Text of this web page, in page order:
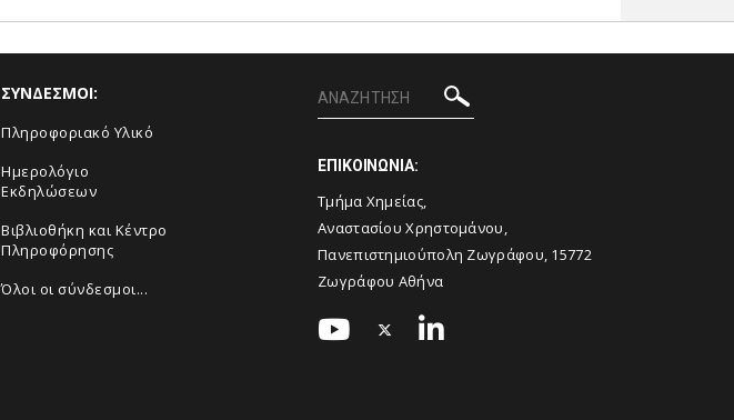
ΣΥΝΔΕΣΜΟΙ:
Πληροφοριακό Υλικό
Ημερολόγιο
Εκδηλώσεων
Βιβλιοθήκη και Κέντρο
Πληροφόρησης
Όλοι οι σύνδεσμοι...
ΕΠΙΚΟΙΝΩΝΙΑ:
Τμήμα Χημείας,
Αναστασίου Χρηστομάνου,
Πανεπιστημιούπολη Ζωγράφου, 15772
Ζωγράφου Αθήνα